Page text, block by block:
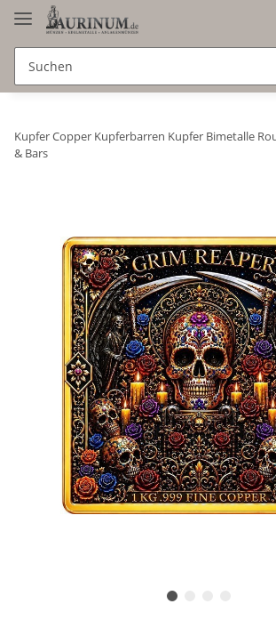
Kupfer Copper Kupferbarren Kupfer Bimetalle
& Bars